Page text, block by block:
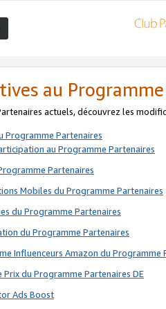
au
actuels, découvrez les
Programme Partenaires
au Programme Partenaires
Partenaires
Mobiles du Programme Partenaires
du Programme Partenaires
du Programme Partenaires
Influenceurs Amazon du Programme
du Programme Partenaires DE
Ads Boost